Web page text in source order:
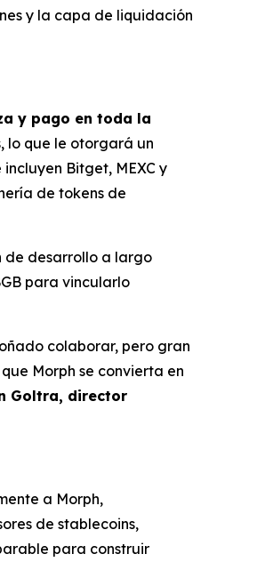
y la capa de liquidación
y pago en toda la
lo que le otorgará un
Bitget, MEXC y
de tokens de
de desarrollo a largo
para vincularlo
colaborar, pero gran
Morph se convierta en
Goltra, director
a Morph,
de stablecoins,
para construir